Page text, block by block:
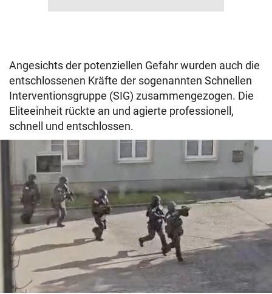
Angesichts der potenziellen Gefahr wurden auch die
entschlossenen Kräfte der sogenannten Schnellen
Interventionsgruppe (SIG) zusammengezogen. Die
Eliteeinheit rückte an und agierte professionell,
schnell und entschlossen.